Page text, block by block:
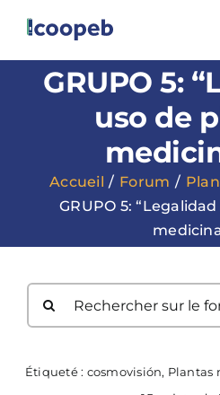
contenu
GRUPO 5:
uso de
Accueil Forum
GRUPO 5:
Étiqueté : cosmovisión, Plantas